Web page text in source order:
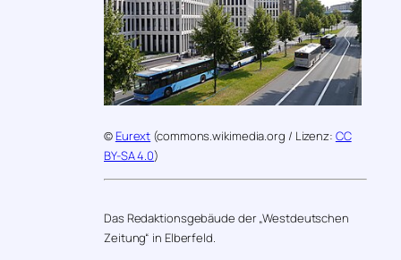
© Eurext (commons.wikimedia.org / Lizenz: CC
BY-SA 4.0)
Das Redaktionsgebäude der „Westdeutschen
Zeitung“ in Elberfeld.